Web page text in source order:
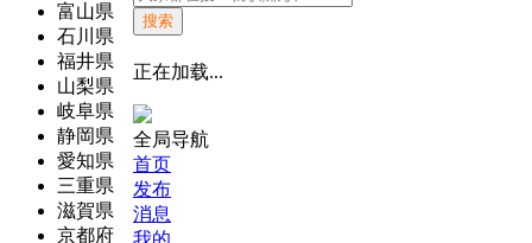
富山県
石川県
福井県
山梨県
岐阜県
静岡県
愛知県
三重県
滋賀県
京都府
搜索
正在加载...
全局导航
首页
发布
消息
我的